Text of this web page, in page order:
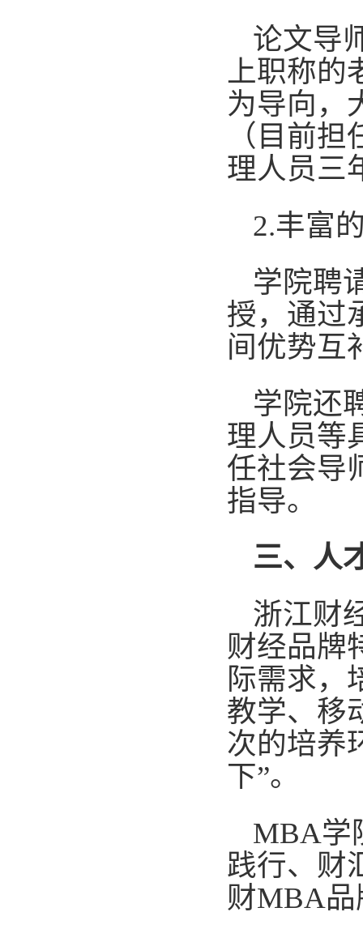
论文导
上职称的
为导向，
（目前
理人员三
2.丰富
学院聘
授，通过
间优势互
学院还
理人员等
任社会导
指导。
三、人
浙江财
财经品牌
际需求，
教学、移
次的培养
下”。
MBA学
践行、财
财MBA品